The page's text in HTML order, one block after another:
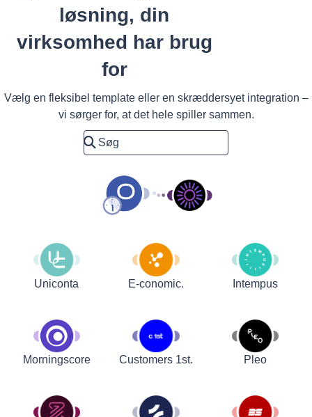
løsning, din
virksomhed har brug
for
Vælg en fleksibel template eller en skræddersyet integration –
vi sørger for, at det hele spiller sammen.
Uniconta E-conomic. Intempus
Morningscore Customers 1st. Pleo